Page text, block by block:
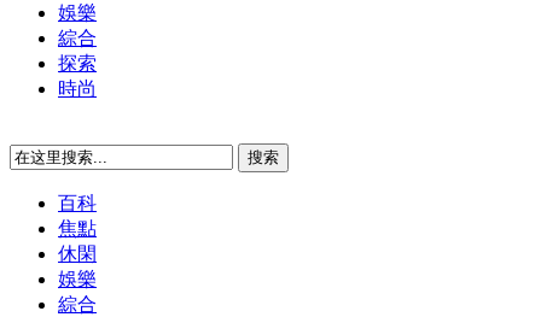
娛樂
綜合
探索
時尚
百科
焦點
休閑
娛樂
綜合